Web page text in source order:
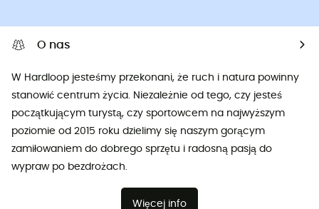
O nas
W Hardloop jesteśmy przekonani, że ruch i natura powinny
stanowić centrum życia. Niezależnie od tego, czy jesteś
początkującym turystą, czy sportowcem na najwyższym
poziomie od 2015 roku dzielimy się naszym gorącym
zamiłowaniem do dobrego sprzętu i radosną pasją do
wypraw po bezdrożach.
Więcej info